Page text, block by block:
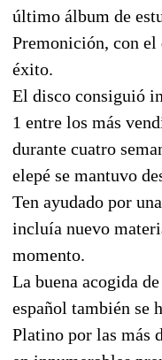
último álbum de
Premonición, con el
éxito.
El disco consiguió
1 entre los más
durante cuatro
elepé se mantuvo
Ten ayudado por
incluía nuevo
momento.
La buena acogida
español también se
Platino por las más